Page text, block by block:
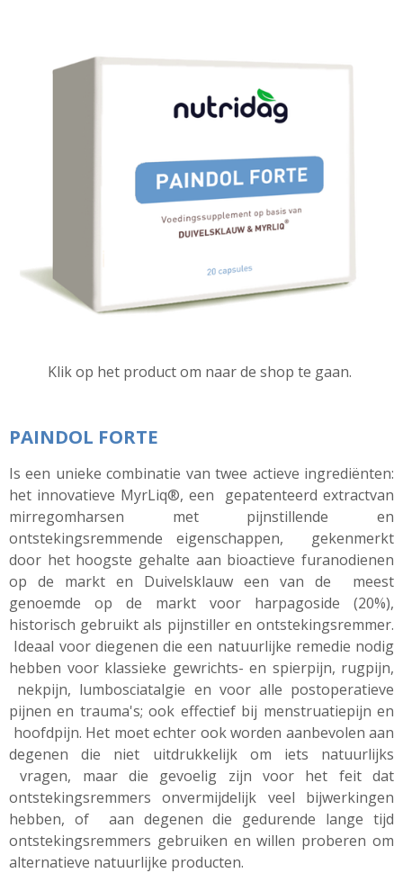
Klik op het product om naar de shop te gaan.
PAINDOL FORTE
Iseen unieke combinatie van twee actieve ingrediënten:
het innovatieve MyrLiq®, een gepatenteerd extractvan
mirregomharsen
met pijnstillende
en
ontstekingsremmende
eigenschappen,
gekenmerkt
door het hoogste gehalte aan bioactieve furanodienen
op de markt en Duivelsklauw een van de
meest
genoemde op de markt voor harpagoside (20%),
historisch gebruikt als pijnstiller en ontstekingsremmer.
Ideaal voor diegenen dieeen natuurlijke remedie nodig
hebben voor klassieke gewrichts- en spierpijn, rugpijn,
nekpijn, lumbosciatalgie en voor alle postoperatieve
pijnenen trauma's; ook effectief bij menstruatiepijnen
hoofdpijn. Het moetechter ookworden aanbevolen aan
degenen die niet uitdrukkelijk om iets natuurlijks
vragen, maar die gevoelig zijn voor het feit dat
ontstekingsremmers onvermijdelijk veel bijwerkingen
hebben, of
aan degenen die gedurende lange tijd
ontstekingsremmers gebruiken enwillen proberenom
alternatieve natuurlijke producten.